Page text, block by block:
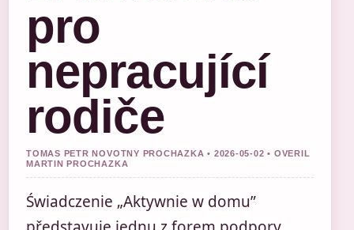
pro
nepracující
rodiče
TOMAS PETR NOVOTNY PROCHAZKA • 2026-05-02 • OVERIL
MARTIN PROCHAZKA
Świadczenie „Aktywnie w domu”